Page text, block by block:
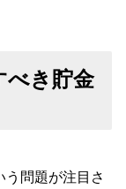
べき貯金
問題が注目さ